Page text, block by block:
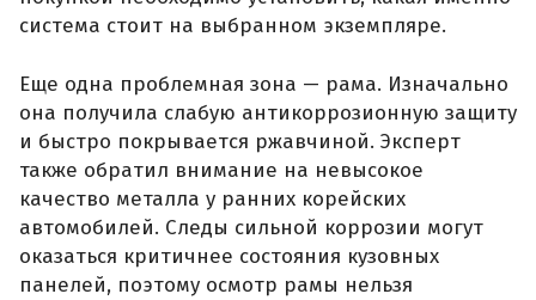
система стоит на выбранном экземпляре.
Еще одна проблемная зона — рама. Изначально
она получила слабую антикоррозионную защиту
и быстро покрывается ржавчиной. Эксперт
также обратил внимание на невысокое
качество металла у ранних корейских
автомобилей. Следы сильной коррозии могут
оказаться критичнее состояния кузовных
панелей, поэтому осмотр рамы нельзя